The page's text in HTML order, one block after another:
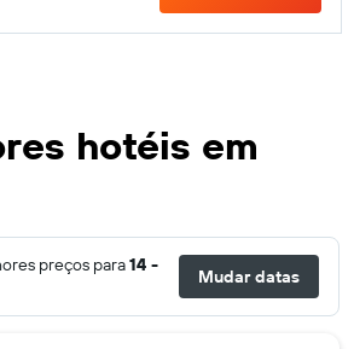
hotéis em
preços para14 -
Mudar datas